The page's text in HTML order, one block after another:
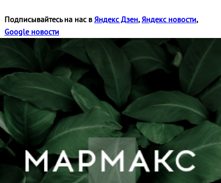
Подписывайтесь на нас в Яндекс Дзен,Яндекс новости,
Google новости